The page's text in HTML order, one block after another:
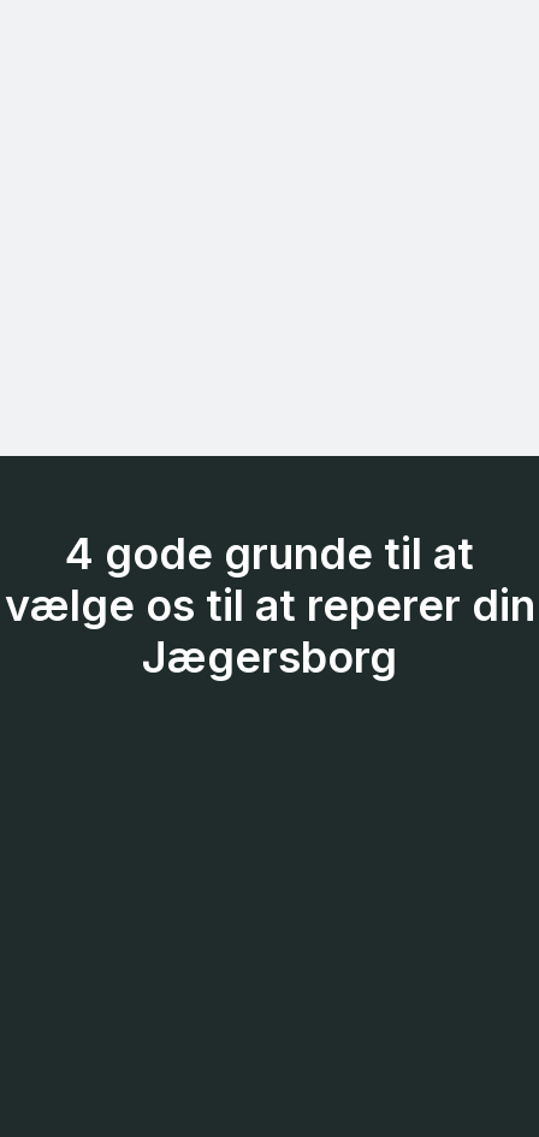
4 gode grunde til at
vælge os til at reperer din
Jægersborg